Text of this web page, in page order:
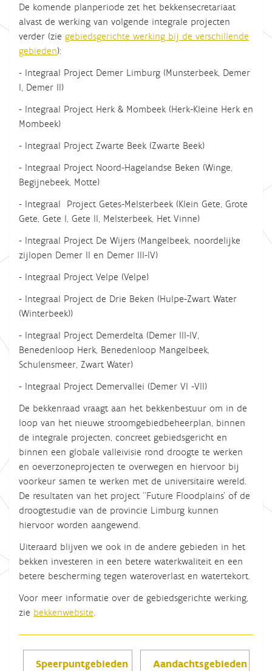
De komende planperiode zet het bekkensecretariaat
alvast de werking van volgende integrale projecten
verder (zie gebiedsgerichte werking bij de verschillende
gebieden):
- Integraal Project Demer Limburg (Munsterbeek, Demer
I, Demer II)
- Integraal Project Herk & Mombeek (Herk-Kleine Herk en
Mombeek)
- Integraal Project Zwarte Beek (Zwarte Beek)
- Integraal Project Noord-Hagelandse Beken (Winge,
Begijnebeek, Motte)
- Integraal Project Getes-Melsterbeek (Klein Gete, Grote
Gete, Gete I, Gete II, Melsterbeek, Het Vinne)
- Integraal Project De Wijers (Mangelbeek, noordelijke
zijlopen Demer II en Demer III-IV)
- Integraal Project Velpe (Velpe)
- Integraal Project de Drie Beken (Hulpe-Zwart Water
(Winterbeek))
- Integraal Project Demerdelta (Demer III-IV,
Benedenloop Herk, Benedenloop Mangelbeek,
Schulensmeer, Zwart Water)
- Integraal Project Demervallei (Demer VI -VII)
De bekkenraad vraagt aan het bekkenbestuur om in de
loop van het nieuwe stroomgebiedbeheerplan, binnen
de integrale projecten, concreet gebiedsgericht en
binnen een globale valleivisie rond droogte te werken
en oeverzoneprojecten te overwegen en hiervoor bij
voorkeur samen te werken met de universitaire wereld.
De resultaten van het project ''Future Floodplains' of de
droogtestudie van de provincie Limburg kunnen
hiervoor worden aangewend.
Uiteraard blijven we ook in de andere gebieden in het
bekken investeren in een betere waterkwaliteit en een
betere bescherming tegen wateroverlast en watertekort.
Voor meer informatie over de gebiedsgerichte werking,
zie bekkenwebsite.
Speerpuntgebieden Aandachtsgebieden